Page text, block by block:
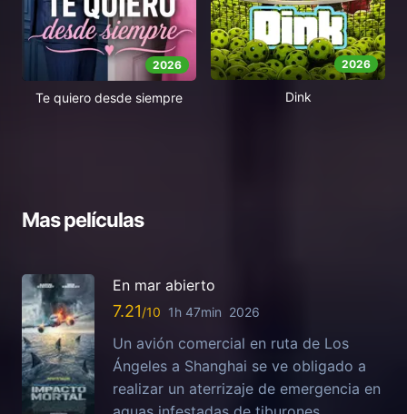
2026
Te quiero desde siempre
2026
Dink
Mas películas
En mar abierto
7.21 1h 47min 2026
Un avión comercial en ruta de Los
Ángeles a Shanghai se ve obligado a
realizar un aterrizaje de emergencia en